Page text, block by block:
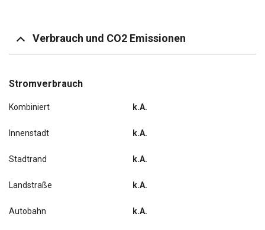
Verbrauch und CO2 Emissionen
Stromverbrauch
Kombiniert k.A.
Innenstadt k.A.
Stadtrand k.A.
Landstraße k.A.
Autobahn k.A.